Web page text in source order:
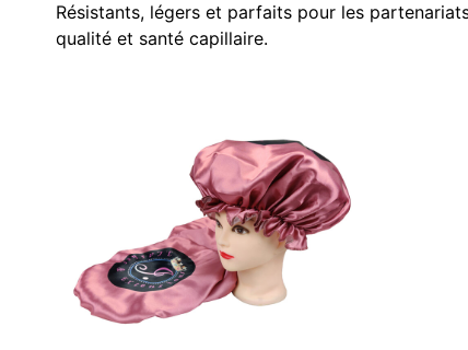
Résistants, légers et parfaits pour les
qualité et santé capillaire.